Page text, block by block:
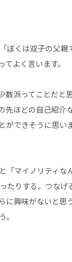
ぼくは双子の父親
よく言います。
数派ってことだ
先ほどの自己紹介
ができそうに思い
マイノリティな
たりする。つな
に興味がないと思